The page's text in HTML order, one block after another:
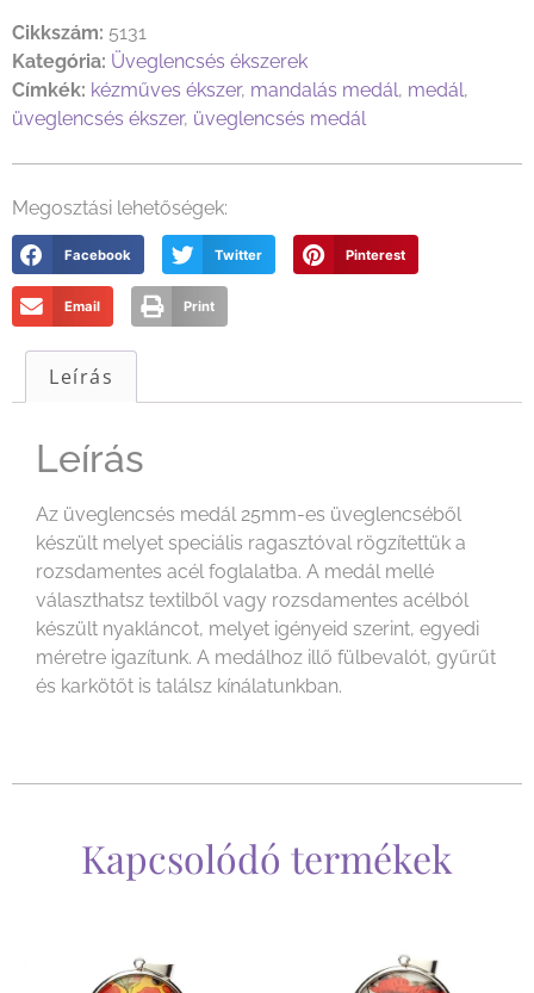
Cikkszám: 5131
Kategória: Üveglencsés ékszerek
Címkék: kézműves ékszer, mandalás medál, medál,
üveglencsés ékszer, üveglencsés medál
Megosztási lehetőségek:
Facebook Twitter Pinterest
Email Print
Leírás
Leírás
Az üveglencsés medál 25mm-es üveglencséből
készült melyet speciális ragasztóval rögzítettük a
rozsdamentes acél foglalatba. A medál mellé
választhatsz textilből vagy rozsdamentes acélból
készült nyakláncot, melyet igényeid szerint, egyedi
méretre igazítunk. A medálhoz illő fülbevalót, gyűrűt
és karkötőt is találsz kínálatunkban.
Kapcsolódó termékek